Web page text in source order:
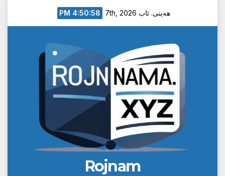
هەینی. ئاب 7th, 2026 4:50:59 PM
Rojnam